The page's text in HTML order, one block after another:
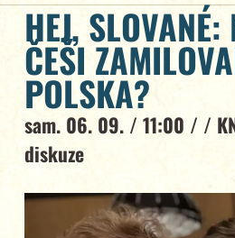
HEJ,
ČEŠI
POLSKA?
sam. 06. 09. / 11:00 / /
diskuze